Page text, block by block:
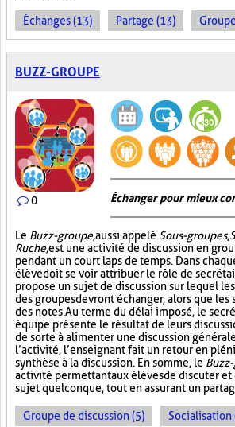
Échanges (13) Partage (13)
BUZZ-GROUPE
0 Échanger pour mieux
Le Buzz-groupe,aussi appelé Sous-groupes,
Ruche,est une activité de discussion en
pendant un court laps de temps. Dans
élève doit se voir attribuer le rôle de
propose un sujet de discussion sur lequel
des groupes devront échanger, alors que
des notes. Au terme du délai imposé, le
équipe présente le résultat de leurs
de sorte à alimenter une discussion
l’activité, l’enseignant fait un retour en
synthèse à la discussion. En somme, le
activité permettant aux élèves de discuter et
sujet quelconque, tout en assurant un
Groupe de discussion (5) Socialisation